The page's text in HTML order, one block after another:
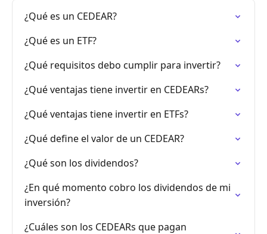
¿Qué es un CEDEAR?
¿Qué es un ETF?
¿Qué requisitos debo cumplir para invertir?
¿Qué ventajas tiene invertir en CEDEARs?
¿Qué ventajas tiene invertir en ETFs?
¿Qué define el valor de un CEDEAR?
¿Qué son los dividendos?
¿En qué momento cobro los dividendos de mi
inversión?
¿Cuáles son los CEDEARs que pagan